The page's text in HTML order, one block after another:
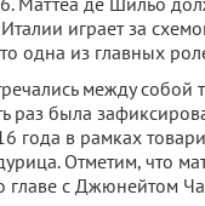
играет за
одна из главных
между собой
раз была
года в рамках
Отметим, что
главе с Джюнейтом